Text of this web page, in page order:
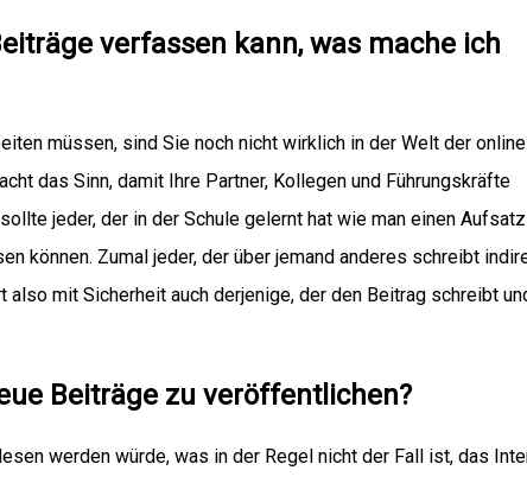
verfassen kann, was mache ich
müssen, sind Sie noch nicht wirklich in der Welt der online
das Sinn, damit Ihre Partner, Kollegen und Führungskräfte
jeder, der in der Schule gelernt hat wie man einen Aufsatz
können. Zumal jeder, der über jemand anderes schreibt
mit Sicherheit auch derjenige, der den Beitrag schreibt
Beiträge zu veröffentlichen?
werden würde, was in der Regel nicht der Fall ist, das